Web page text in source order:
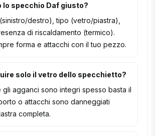
lo specchio Daf giusto?
destro), tipo (vetro/piastra),
di riscaldamento (termico).
forma e attacchi con il tuo pezzo.
solo il vetro dello specchietto?
gli agganci sono integri spesso basta il
o attacchi sono danneggiati
completa.